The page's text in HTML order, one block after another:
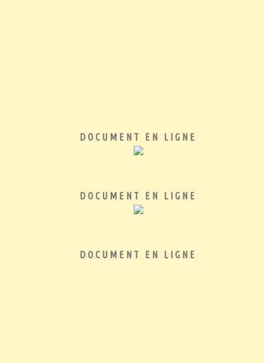
DOCUMENT EN LIGNE
DOCUMENT EN LIGNE
DOCUMENT EN LIGNE